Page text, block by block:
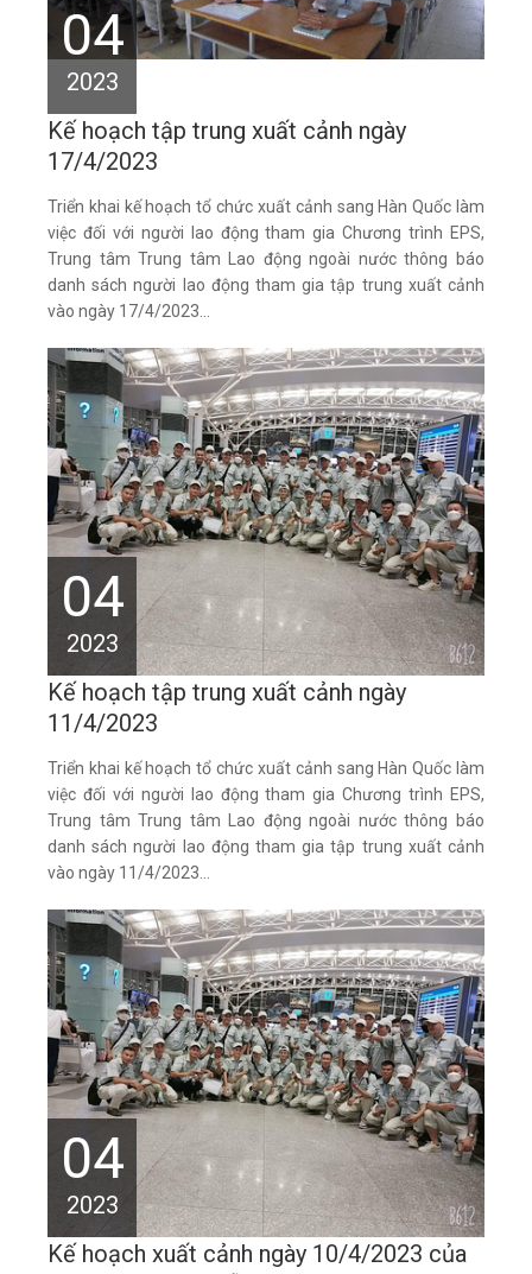
04
2023
Kế hoạch tập trung xuất cảnh ngày
17/4/2023
Triển khai kế hoạch tổ chức xuất cảnh sang Hàn Quốc làm
việc đối với người lao động tham gia Chương trình EPS,
Trung tâm Trung tâm Lao động ngoài nước thông báo
danh sách người lao động tham gia tập trung xuất cảnh
vào ngày 17/4/2023...
04
2023
Kế hoạch tập trung xuất cảnh ngày
11/4/2023
Triển khai kế hoạch tổ chức xuất cảnh sang Hàn Quốc làm
việc đối với người lao động tham gia Chương trình EPS,
Trung tâm Trung tâm Lao động ngoài nước thông báo
danh sách người lao động tham gia tập trung xuất cảnh
vào ngày 11/4/2023...
04
2023
Kế hoạch xuất cảnh ngày 10/4/2023 của